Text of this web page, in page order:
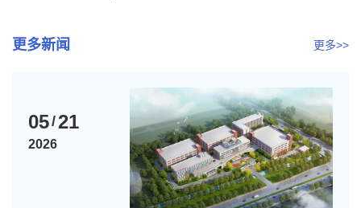
更多新闻 更多>>
05/21
2026